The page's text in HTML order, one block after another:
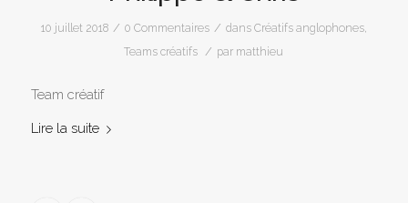
10 juillet 2018 / 0 Commentaires / dans Créatifs anglophones,
Teams créatifs
/ par matthieu
Team créatif
Lire la suite